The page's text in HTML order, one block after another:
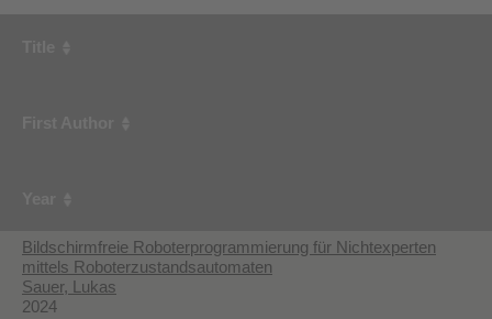
Bildschirmfreie Roboterprogrammierung für Nichtexperten
mittels Roboterzustandsautomaten
Sauer, Lukas
2024